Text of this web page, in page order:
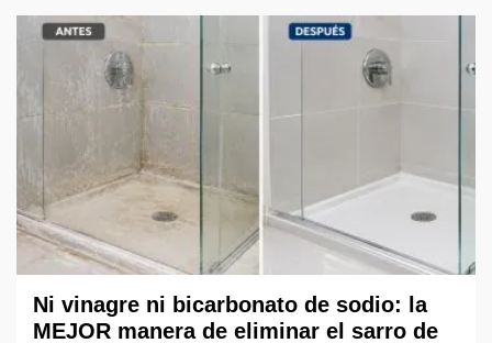
Ni vinagre ni bicarbonato de sodio: la
MEJOR manera de eliminar el sarro de